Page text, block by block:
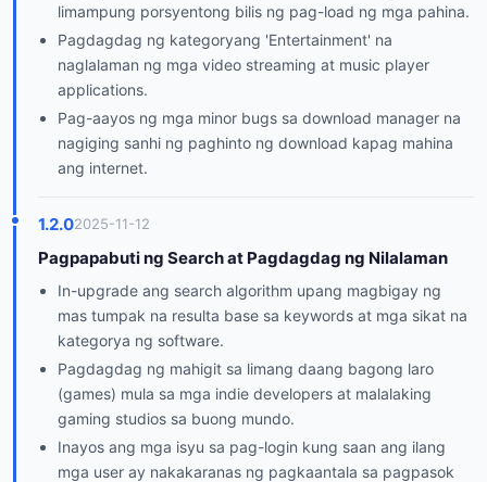
limampung porsyentong bilis ng pag-load ng mga pahina.
Pagdagdag ng kategoryang 'Entertainment' na
naglalaman ng mga video streaming at music player
applications.
Pag-aayos ng mga minor bugs sa download manager na
nagiging sanhi ng paghinto ng download kapag mahina
ang internet.
1.2.02025-11-12
Pagpapabuti ng Search at Pagdagdag ng Nilalaman
In-upgrade ang search algorithm upang magbigay ng
mas tumpak na resulta base sa keywords at mga sikat na
kategorya ng software.
Pagdagdag ng mahigit sa limang daang bagong laro
(games) mula sa mga indie developers at malalaking
gaming studios sa buong mundo.
Inayos ang mga isyu sa pag-login kung saan ang ilang
mga user ay nakakaranas ng pagkaantala sa pagpasok